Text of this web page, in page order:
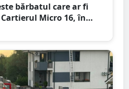
bărbatul care ar fi
Micro 16, în